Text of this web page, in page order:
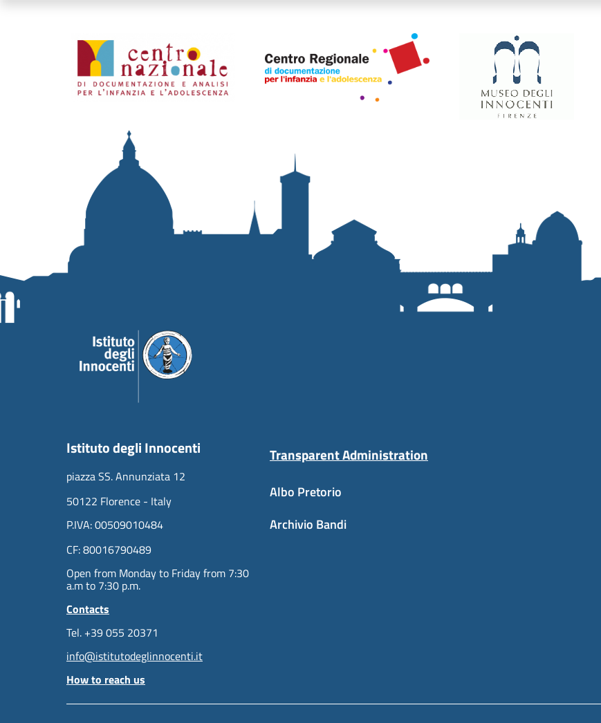
Organismi collegati
Istituto degli Innocenti
piazza SS. Annunziata 12
50122 Florence - Italy
P.IVA: 00509010484
CF: 80016790489
Open from Monday to Friday from 7:30
a.m to 7:30 p.m.
Contacts
Tel. +39 055 20371
info@istitutodeglinnocenti.it
How to reach us
Transparent Administration
Albo Pretorio
Archivio Bandi